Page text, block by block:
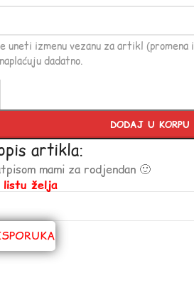
uneti izmenu vezanu za artikl (promena
dadatno.
DODAJ U KORPU
artikla:
mami za rodjendan 🙂
listu želja